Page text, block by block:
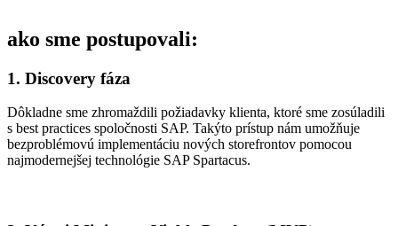
ako sme postupovali:
1. Discovery fáza
Dôkladne sme zhromaždili požiadavky klienta, ktoré sme zosúladili
s best practices spoločnosti SAP. Takýto prístup nám umožňuje
bezproblémovú implementáciu nových storefrontov pomocou
najmodernejšej technológie SAP Spartacus.